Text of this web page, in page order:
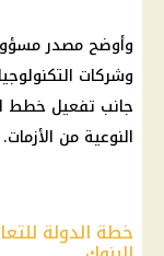
وأوضح مصدر مسؤول
وشركات
جانب تفعيل خطط
النوعية من الأزمات.
خطة الدولة